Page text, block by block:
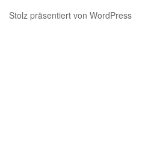
Stolz präsentiert von WordPress